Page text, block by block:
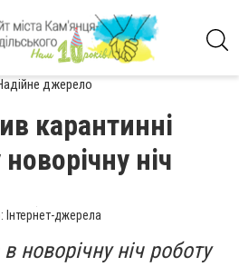
джерело
карантинні
ніч
джерела
новорічну ніч роботу